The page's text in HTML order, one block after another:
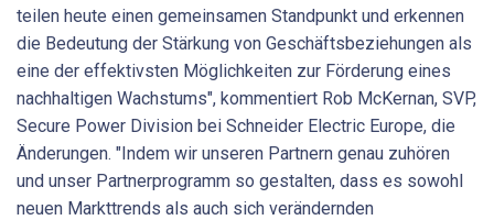
teilen heute einen gemeinsamen Standpunkt und erkennen
die Bedeutung der Stärkung von Geschäftsbeziehungen als
eine der effektivsten Möglichkeiten zur Förderung eines
nachhaltigen Wachstums", kommentiert Rob McKernan, SVP,
Secure Power Division bei Schneider Electric Europe, die
Änderungen. "Indem wir unseren Partnern genau zuhören
und unser Partnerprogramm so gestalten, dass es sowohl
neuen Markttrends als auch sich verändernden